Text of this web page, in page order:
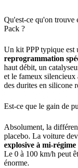
Qu'est-ce qu'on trouve
Pack ?
Un kit PPP typique est
reprogrammation
haut débit, un
et le fameux
des durites en silicone
Est-ce que le gain de
Absolument, la
placebo. La voiture
explosive à mi-régime
Le 0 à 100 km/h peut
énorme.